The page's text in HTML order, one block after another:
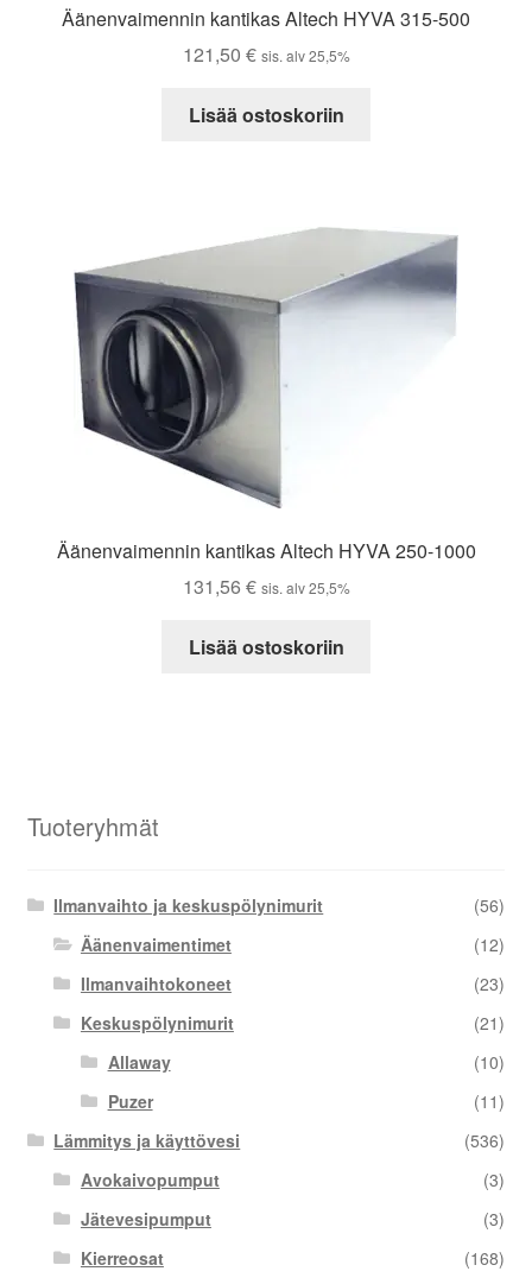
Äänenvaimennin kantikas Altech HYVA 315-500
121,50 € sis. alv 25,5%
Lisää ostoskoriin
Äänenvaimennin kantikas Altech HYVA 250-1000
131,56 € sis. alv 25,5%
Lisää ostoskoriin
Tuoteryhmät
Ilmanvaihto ja keskuspölynimurit
(56)
Äänenvaimentimet
(12)
Ilmanvaihtokoneet
(23)
Keskuspölynimurit
(21)
Allaway
(10)
Puzer
(11)
Lämmitys ja käyttövesi
(536)
Avokaivopumput
(3)
Jätevesipumput
(3)
Kierreosat
(168)